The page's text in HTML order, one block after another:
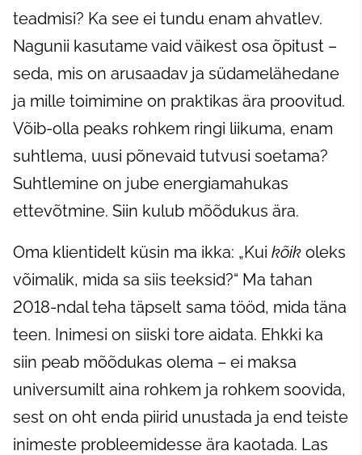
teadmisi? Ka see ei tundu enam ahvatlev.
Nagunii kasutame vaid väikest osa õpitust –
seda, mis on arusaadav ja südamelähedane
ja mille toimimine on praktikas ära proovitud.
Võib-olla peaks rohkem ringi liikuma, enam
suhtlema, uusi põnevaid tutvusi soetama?
Suhtlemine on jube energiamahukas
ettevõtmine. Siin kulub mõõdukus ära.
Oma klientidelt küsin ma ikka: „Kui kõik oleks
võimalik, mida sa siis teeksid?“ Ma tahan
2018-ndal teha täpselt sama tööd, mida täna
teen. Inimesi on siiski tore aidata. Ehkki ka
siin peab mõõdukas olema – ei maksa
universumilt aina rohkem ja rohkem soovida,
sest on oht enda piirid unustada ja end teiste
inimeste probleemidesse ära kaotada. Las